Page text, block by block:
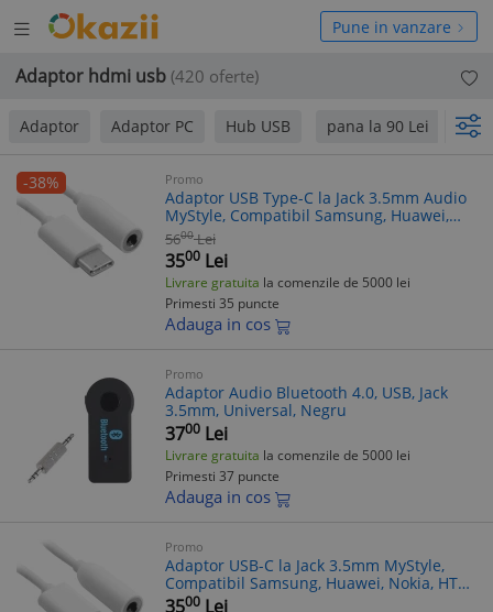
Deschide
meniul
Pune in vanzare
Adaptor hdmi usb (420 oferte)
Adaptor Adaptor PC Hub USB pana la 90 Lei 90
-38% Promo
Adaptor USB Type-C la Jack 3.5mm Audio
MyStyle, Compatibil Samsung, Huawei,
Nokia, HTC - Alb
5600 Lei
3500 Lei
Livrare gratuita la comenzile de 5000 lei
Primesti 35 puncte
Adauga in cos
Promo
Adaptor Audio Bluetooth 4.0, USB, Jack
3.5mm, Universal, Negru
3700 Lei
Livrare gratuita la comenzile de 5000 lei
Primesti 37 puncte
Adauga in cos
Promo
Adaptor USB-C la Jack 3.5mm MyStyle,
Compatibil Samsung, Huawei, Nokia, HTC,
Universal, Alb
3500 Lei